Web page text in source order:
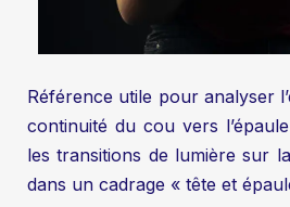
Référence utile pour analyser
continuité du cou vers
les transitions de lumière sur
dans un cadrage « tête et